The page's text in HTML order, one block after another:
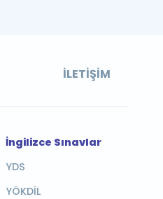
İLETIŞIM
İngilizce Sınavlar
YDS
YÖKDİL